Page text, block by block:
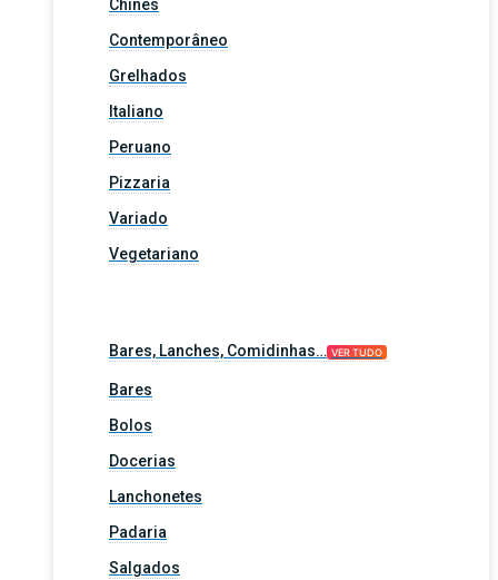
Chinês
Contemporâneo
Grelhados
Italiano
Peruano
Pizzaria
Variado
Vegetariano
Bares, Lanches, Comidinhas… VER TUDO
Bares
Bolos
Docerias
Lanchonetes
Padaria
Salgados